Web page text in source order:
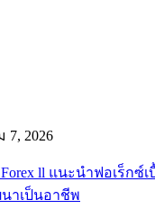
7, 2026
Forex ll แนะนำฟอเร็กซ์
าเป็นอาชีพ